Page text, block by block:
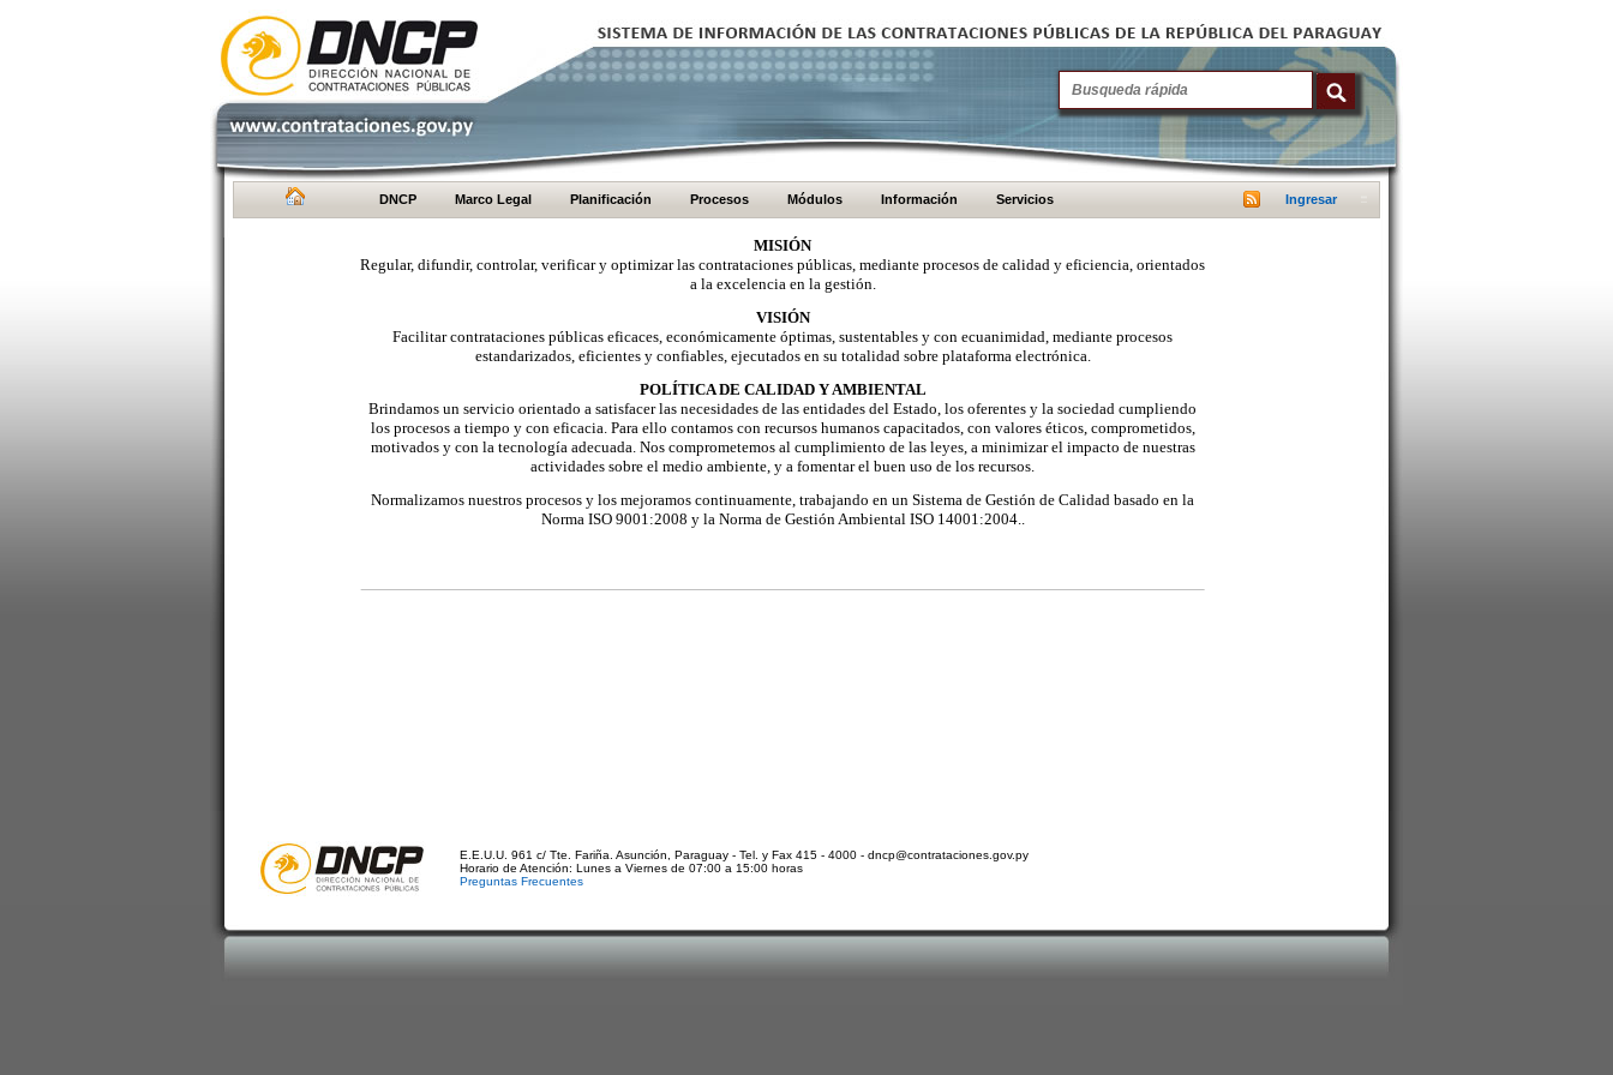
DNCP Marco Legal Planificación Procesos Módulos Información Servicios Ingresar
MISIÓN
Regular, difundir, controlar, verificar y optimizar las contrataciones públicas, mediante procesos de calidad y eficiencia, orientados
a la excelencia en la gestión.
VISIÓN
Facilitar contrataciones públicas eficaces, económicamente óptimas, sustentables y con ecuanimidad, mediante procesos
estandarizados, eficientes y confiables, ejecutados en su totalidad sobre plataforma electrónica.
POLÍTICA DE CALIDAD Y AMBIENTAL
Brindamos un servicio orientado a satisfacer las necesidades de las entidades del Estado, los oferentes y la sociedad cumpliendo
los procesos a tiempo y con eficacia. Para ello contamos con recursos humanos capacitados, con valores éticos, comprometidos,
motivados y con la tecnología adecuada. Nos comprometemos al cumplimiento de las leyes, a minimizar el impacto de nuestras
actividades sobre el medio ambiente, y a fomentar el buen uso de los recursos.
Normalizamos nuestros procesos y los mejoramos continuamente, trabajando en un Sistema de Gestión de Calidad basado en la
Norma ISO 9001:2008 y la Norma de Gestión Ambiental ISO 14001:2004..
E.E.U.U. 961 c/ Tte. Fariña. Asunción, Paraguay - Tel. y Fax 415 - 4000 - dncp@contrataciones.gov.py
Horario de Atención: Lunes a Viernes de 07:00 a 15:00 horas
Preguntas Frecuentes